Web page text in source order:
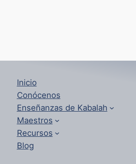
Inicio
Conócenos
Enseñanzas de Kabalah
Maestros
Recursos
Blog